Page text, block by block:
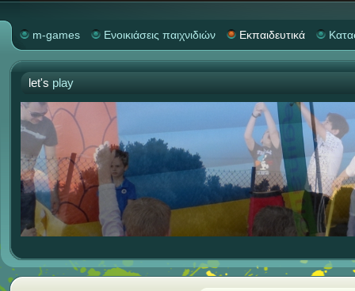
m-games Ενοικιάσεις παιχνιδιών Εκπαιδευτικά
let's play